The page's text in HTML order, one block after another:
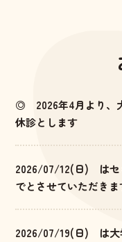
2026/07/19(日) は大
2026/07/12(日) はセ
でとさせていただきま
◎ 2026年4月より、
休診とします